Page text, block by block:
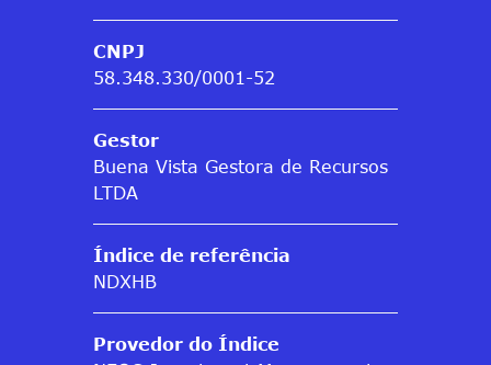
CNPJ
58.348.330/0001-52
Gestor
Buena Vista Gestora de Recursos
LTDA
Índice de referência
NDXHB
Provedor do Índice